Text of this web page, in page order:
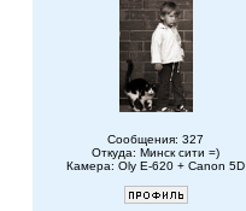
Сообщения: 327
Откуда: Минск сити =)
Камера: Oly E-620 + Canon 5D